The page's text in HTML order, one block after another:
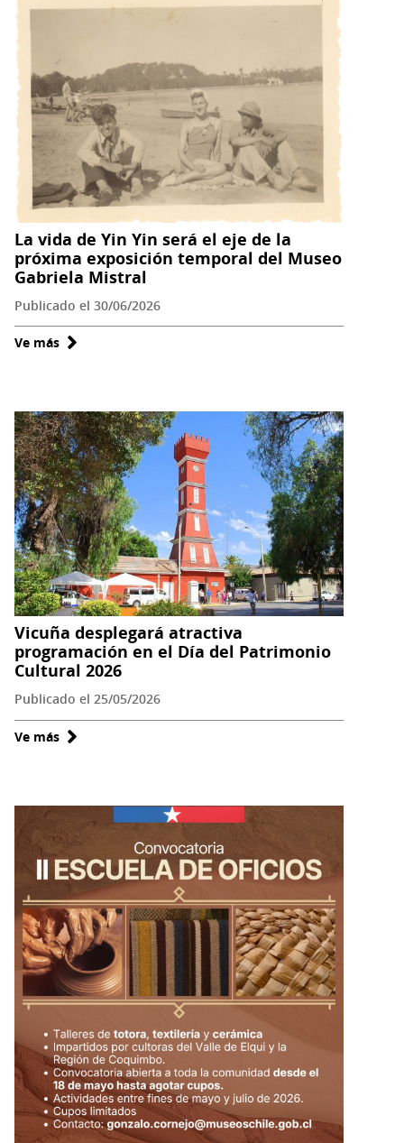
países
historia
de
Yin
Yin
en
nuevo
audiovisual
del
Museo
Serpat
de
Vicuña
La vida de Yin Yin será el eje de la
próxima exposición temporal del Museo
Gabriela Mistral
Publicado el 30/06/2026
Ve más sobre
de
Yin
Yin
será
el
eje
de
la
próxima
exposición
temporal
del
Museo
Gabriela
Mistral
Vicuña desplegará atractiva
programación en el Día del Patrimonio
Cultural 2026
Publicado el 25/05/2026
Ve más sobre
atractiva
programación
en
el
Día
del
Patrimonio
Cultural
2026